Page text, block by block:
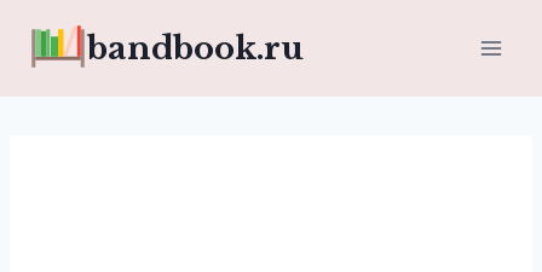
bandbook.ru